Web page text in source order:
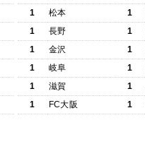
1
松本 1
1
長野 1
1
金沢 1
1
岐阜 1
1
滋賀 1
1
FC大阪 1